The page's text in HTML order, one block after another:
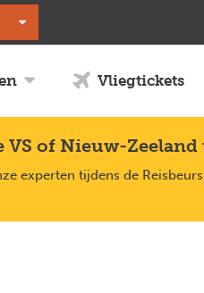
Vliegtickets
VS of Nieuw-Zeeland
experten tijdens de